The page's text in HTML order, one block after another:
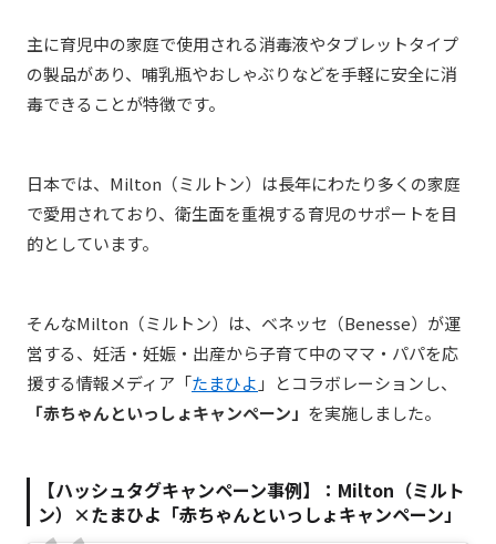
主に育児中の家庭で使用される消毒液やタブレットタイプ
の製品があり、哺乳瓶やおしゃぶりなどを手軽に安全に消
毒できることが特徴です。
日本では、Milton（ミルトン）は長年にわたり多くの家庭
で愛用されており、衛生面を重視する育児のサポートを目
的としています。
そんなMilton（ミルトン）は、 ベネッセ（Benesse）が運
営する、妊活・妊娠・出産から子育て中のママ・パパを応
援する情報メディア「たまひよ 」とコラボレーションし、
「赤ちゃんといっしょキャンペーン」 を実施しました。
【ハッシュタグキャンペーン事例】：Milton（ミルト
ン）×たまひよ「赤ちゃんといっしょキャンペーン」